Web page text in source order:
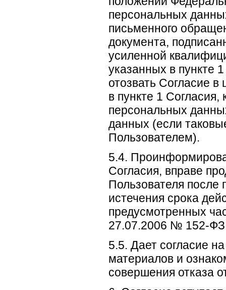
персональных
письменного
документа,
усиленной
указанных в пункте
отозвать Согласие
в пункте 1 Согласия,
персональных
данных (если
Пользователем).
5.4.
Согласия, вправе
Пользователя после
истечения срока
предусмотренных
27.07.2006 № 152-
5.5. Дает согласие
материалов и
совершения отказа